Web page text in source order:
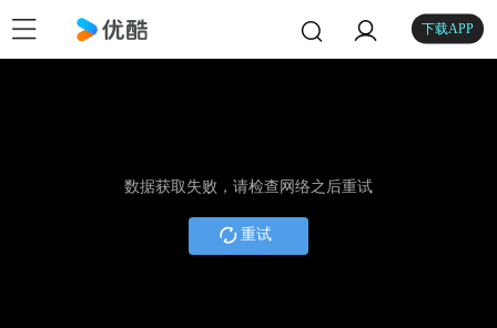
下载APP
数据获取失败，请检查网络之后重试
重试